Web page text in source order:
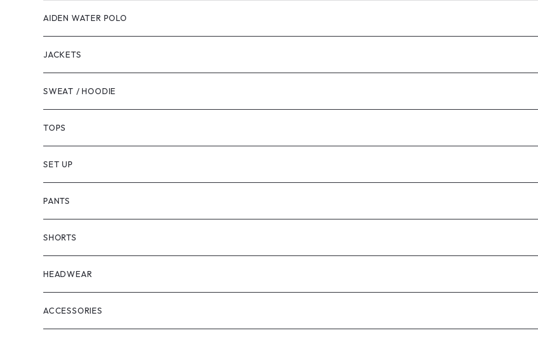
AIDEN WATER POLO
JACKETS
SWEAT / HOODIE
TOPS
SET UP
PANTS
SHORTS
HEADWEAR
ACCESSORIES